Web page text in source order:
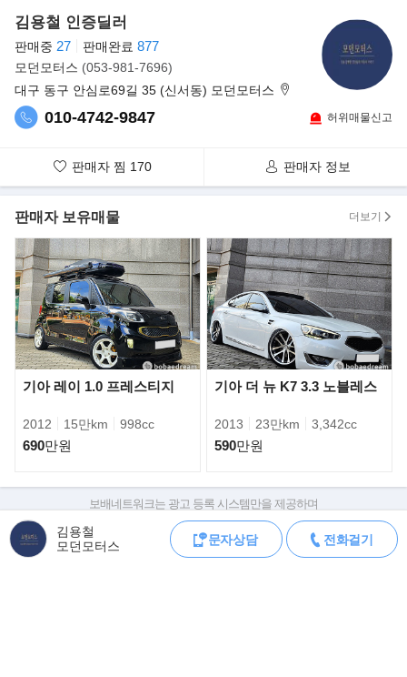
능
- 엔진/미션은 전혀 걱정 마십시요. 양호한 상태가 아니면 절대 판매
하지 않음
▶옵션 내역
- 썬루프
- 버튼시동
- 전방카메라
- 후방카메라
- 전동트렁크
- 리어모니터
- 워크인시트
- 천연가죽시트
- 통합주행모드
- 리어 전동커튼
- 뒷좌석전동시트
- 뒷좌석열선시트
- 도난방지시스템
- 진폭감응형댐퍼
- LED리어콤비램프
- 고급크롬 DLO몰딩
김용철 인증딜러
판매중 27 판매완료 877
모던모터스 (053-981-7696)
대구 동구 안심로69길 35 (신서동) 모던모터스
010-4742-9847 허위매물신고
판매자 찜 170 판매자 정보
판매자 보유매물 더보기
기아 레이 1.0 프레스티지
2012 15만km 998cc
690만원
기아 더 뉴 K7 3.3 노블레스
2013 23만km 3,342cc
590만원
김용철
모던모터스
문자상담 전화걸기
보배네트워크는 광고 등록 시스템만을 제공하며
판매자가 직접 등록한 내용에 대한 모든 책임은 판매자에게 있습니다.
차량 구매 시 차량등록증, 성능점검기록부, 실제 차량 상태,
차대번호 조회로 직접 정보를 확인하세요.